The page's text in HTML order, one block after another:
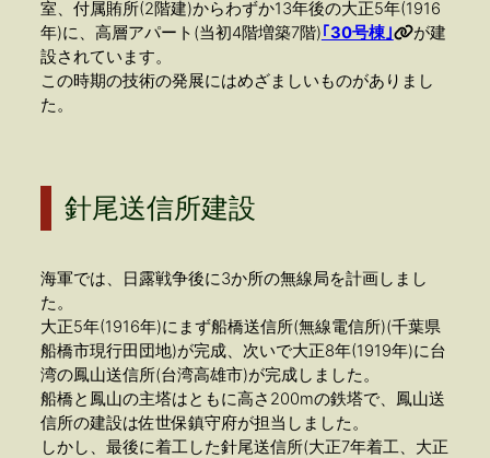
室、付属賄所(2階建)からわずか13年後の大正5年(1916
年)に、高層アパート(当初4階増築7階)｢30号棟｣
が建
設されています。
この時期の技術の発展にはめざましいものがありまし
た。
針尾送信所建設
海軍では、日露戦争後に3か所の無線局を計画しまし
た。
大正5年(1916年)にまず船橋送信所(無線電信所)(千葉県
船橋市現行田団地)が完成、次いで大正8年(1919年)に台
湾の鳳山送信所(台湾高雄市)が完成しました。
船橋と鳳山の主塔はともに高さ200mの鉄塔で、鳳山送
信所の建設は佐世保鎮守府が担当しました。
しかし、最後に着工した針尾送信所(大正7年着工、大正